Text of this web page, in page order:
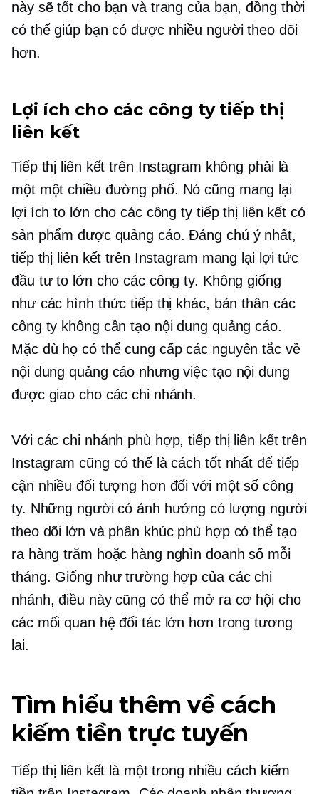
này sẽ tốt cho bạn và trang của bạn, đồng thời
có thể giúp bạn có được nhiều người theo dõi
hơn.
Lợi ích cho các công ty tiếp thị
liên kết
Tiếp thị liên kết trên Instagram không phải là
một một chiều đường phố. Nó cũng mang lại
lợi ích to lớn cho các công ty tiếp thị liên kết có
sản phẩm được quảng cáo. Đáng chú ý nhất,
tiếp thị liên kết trên Instagram mang lại lợi tức
đầu tư to lớn cho các công ty. Không giống
như các hình thức tiếp thị khác, bản thân các
công ty không cần tạo nội dung quảng cáo.
Mặc dù họ có thể cung cấp các nguyên tắc về
nội dung quảng cáo nhưng việc tạo nội dung
được giao cho các chi nhánh.
Với các chi nhánh phù hợp, tiếp thị liên kết trên
Instagram cũng có thể là cách tốt nhất để tiếp
cận nhiều đối tượng hơn đối với một số công
ty. Những người có ảnh hưởng có lượng người
theo dõi lớn và phân khúc phù hợp có thể tạo
ra hàng trăm hoặc hàng nghìn doanh số mỗi
tháng. Giống như trường hợp của các chi
nhánh, điều này cũng có thể mở ra cơ hội cho
các mối quan hệ đối tác lớn hơn trong tương
lai.
Tìm hiểu thêm về cách
kiếm tiền trực tuyến
Tiếp thị liên kết là một trong nhiều cách kiếm